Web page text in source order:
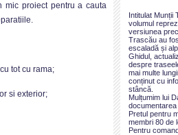
mic proiect pentru a cauta
tot cu rama;
si exterior;
Intitulat Munții
volumul
versiunea
Trascău au
escaladă și
Ghidul,
despre
mai multe
conținut cu
stâncă.
Mulțumim lui
Pretul pentru
membri 80 de
Pentru